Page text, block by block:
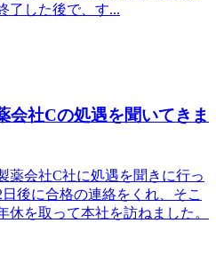
了した後で、す...
会社Cの処遇を聞いてきま
薬会社C社に処遇を聞きに行っ
後に合格の連絡をくれ、そこ
を取って本社を訪ねました。